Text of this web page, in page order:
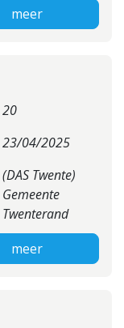
meer
20
23/04/2025
(DAS Twente)
Gemeente
Twenterand
meer